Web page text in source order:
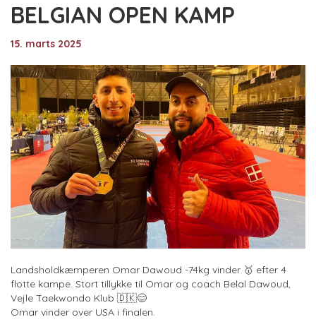
BELGIAN OPEN KAMP
15. marts 2025
Landsholdkæmperen Omar Dawoud -74kg vinder 🥇 efter 4
flotte kampe. Stort tillykke til Omar og coach Belal Dawoud,
Vejle Taekwondo Klub 🇩🇰😊
Omar vinder over USA i finalen.